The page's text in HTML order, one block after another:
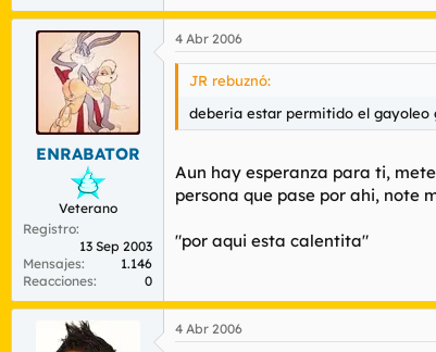
ENRABATOR
Veterano
Registro
13 Sep 2003
Mensajes
1.146
Reacciones
0
4 Abr 2006
JR rebuznó:
deberia estar permitido el gayoleo
Aun hay esperanza para ti,
persona que pase por ahi,
"por aqui esta calentita"
4 Abr 2006